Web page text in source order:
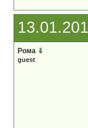
Рома ⇓
guest